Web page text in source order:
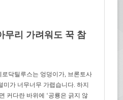
무리 가려워도 꾹 참
닥틸루스는 엉덩이가, 브론토사
미가 너무너무 가렵습니다. 하지
커다란 바위에 ‘공룡은 긁지 않